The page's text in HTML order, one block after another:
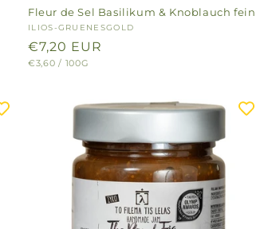
Fleur de Sel Basilikum & Knoblauch fein
Anbieter:
ILIOS-GRUENESGOLD
Normaler
Preis
€7,20 EUR
GRUNDPREIS
€3,60 / PRO
100G